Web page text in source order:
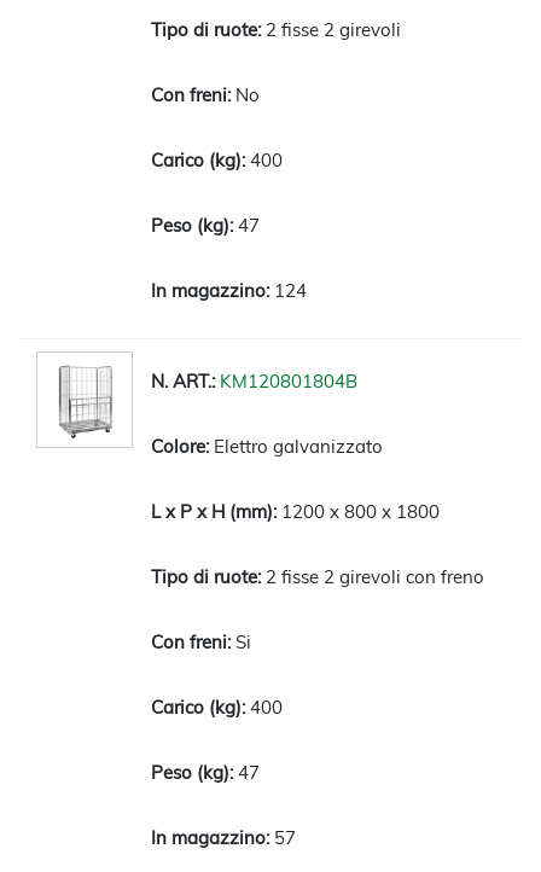
2 fisse 2 girevoli
No
400
47
124
KM120801804B
Elettro galvanizzato
1200 x 800 x 1800
2 fisse 2 girevoli con freno
Si
400
47
57